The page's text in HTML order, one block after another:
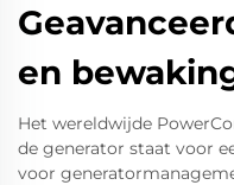
en
Het wereldwijde
de generator staat voor
voor